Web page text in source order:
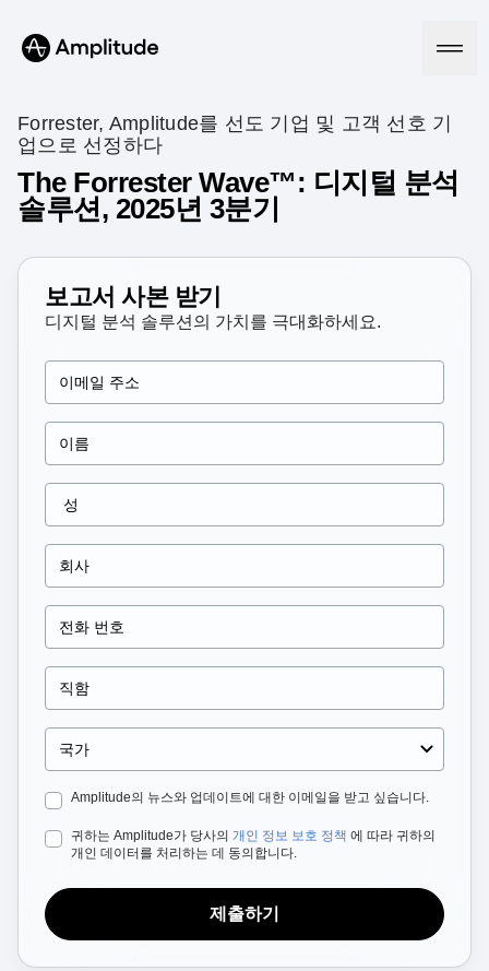
플랫폼
AI 에이전트
AI Feedback
에이전트 분석
인사이트
프로덕트 분석
마케팅 분석
사용자 행동 리플레이
영역 설정 인사이트
기능 실험
웹 실험
기능 관리
활성화
데이터
데이터 거버넌스
통합
솔루션
금융 서비스
B2B
미디어
의료
전자 상거래
사용 사례
확보
리텐션
프로덕트
데이터
엔지니어링
마케팅
경영진
규모
스타트업
엔터프라이즈
리소스
학습
블로그
리소스 라이브러리
비교하기
용어집
커뮤니티
고객
파트너
지원 및 서비스
고객 지원 센터
개발자 허브
아카데미 및 교육
고객 성공
프롬프트 라이브러리
추적 가이드
성숙도 모델
요금제
Login
Sign
Forrester, Amplitude를 선도 기업 및 고객 선호 기
업으로 선정하다
The Forrester Wave™: 디지털 분석
솔루션, 2025년 3분기
보고서 사본 받기
디지털 분석 솔루션의 가치를 극대화하세요.
Amplitude의 뉴스와 업데이트에 대한 이메일을 받고 싶습니다.
귀하는 Amplitude가 당사의 개인 정보 보호 정책 에 따라 귀하의
개인 데이터를 처리하는 데 동의합니다.
제출하기